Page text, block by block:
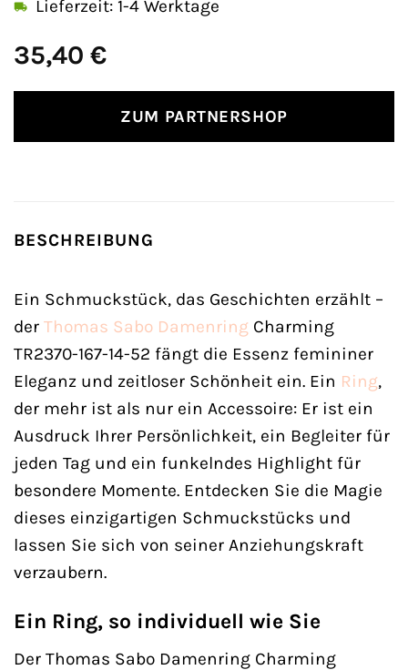
35,40 €
Lieferzeit: 1-4 Werktage
ZUM PARTNERSHOP
BESCHREIBUNG
Ein Schmuckstück, das Geschichten erzählt –
der Thomas Sabo Damenring Charming
TR2370-167-14-52 fängt die Essenz femininer
Eleganz und zeitloser Schönheit ein. Ein Ring,
der mehr ist als nur ein Accessoire: Er ist ein
Ausdruck Ihrer Persönlichkeit, ein Begleiter für
jeden Tag und ein funkelndes Highlight für
besondere Momente. Entdecken Sie die Magie
dieses einzigartigen Schmuckstücks und
lassen Sie sich von seiner Anziehungskraft
verzaubern.
Ein Ring, so individuell wie Sie
Der Thomas Sabo Damenring Charming